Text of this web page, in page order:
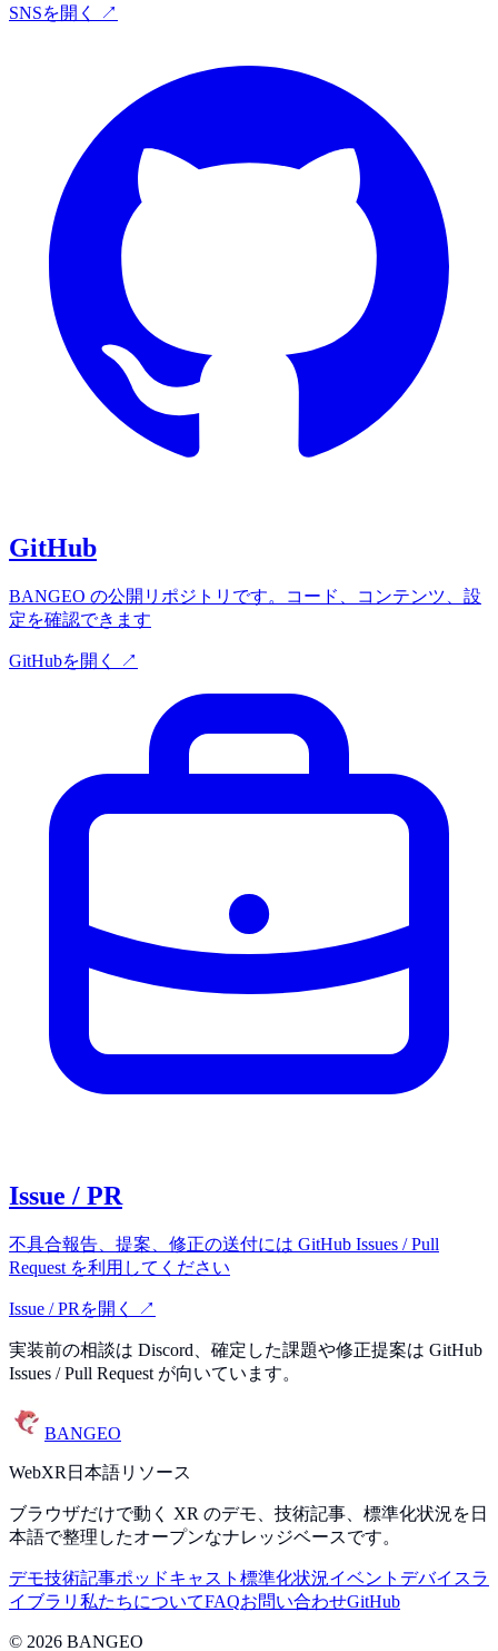
SNSを開く ↗
GitHub
BANGEO の公開リポジトリです。コード、コンテンツ、設
定を確認できます
GitHubを開く ↗
Issue / PR
不具合報告、提案、修正の送付には GitHub Issues / Pull
Request を利用してください
Issue / PRを開く ↗
実装前の相談は Discord、確定した課題や修正提案は GitHub
Issues / Pull Request が向いています。
BANGEO
WebXR日本語リソース
ブラウザだけで動く XR のデモ、技術記事、標準化状況を日
本語で整理したオープンなナレッジベースです。
デモ技術記事ポッドキャスト 標準化状況イベント デバイスラ
イブラリ 私たちについてFAQお問い合わせGitHub
© 2026 BANGEO